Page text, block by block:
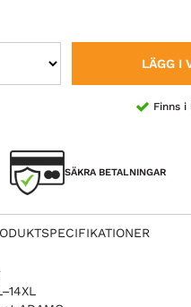
LÄGG I
Finns i
SÄKRA BETALNINGAR